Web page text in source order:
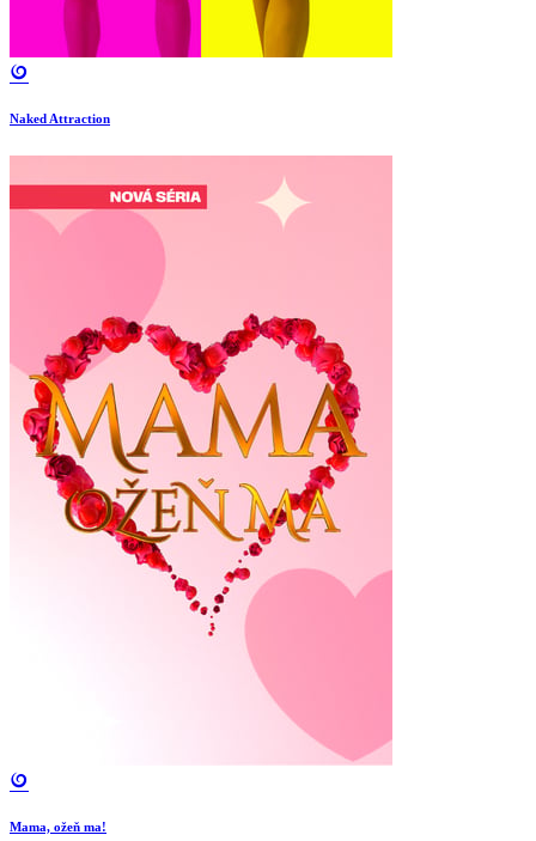
Naked Attraction
Mama, ožeň ma!